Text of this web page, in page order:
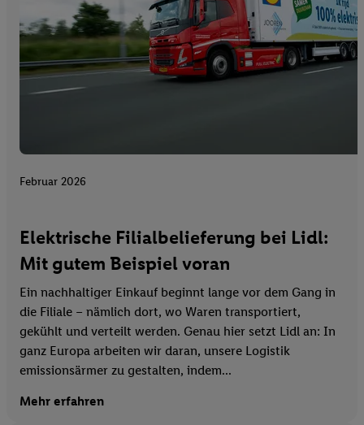
Februar 2026
Elektrische Filialbelieferung bei Lidl:
Mit gutem Beispiel voran
Ein nachhaltiger Einkauf beginnt lange vor dem Gang in
die Filiale – nämlich dort, wo Waren transportiert,
gekühlt und verteilt werden. Genau hier setzt Lidl an: In
ganz Europa arbeiten wir daran, unsere Logistik
emissionsärmer zu gestalten, indem...
Mehr erfahren